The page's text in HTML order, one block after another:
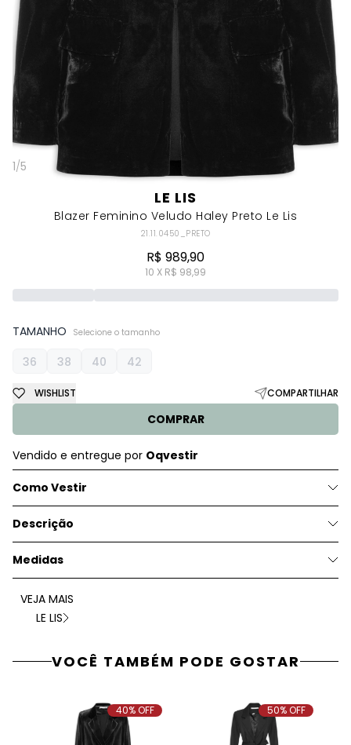
1/5
LE LIS
Blazer Feminino Veludo Haley Preto Le Lis
21.11.0450_PRETO
R$ 989,90
10 X R$ 98,99
TAMANHO Selecione o tamanho
36 38 40 42
COMPRAR
WISHLIST COMPARTILHAR
Vendido e entregue por Oqvestir
Como Vestir
Descrição
Medidas
VEJA MAIS
LE LIS
VOCÊ TAMBÉM PODE GOSTAR
40% OFF 50% OFF